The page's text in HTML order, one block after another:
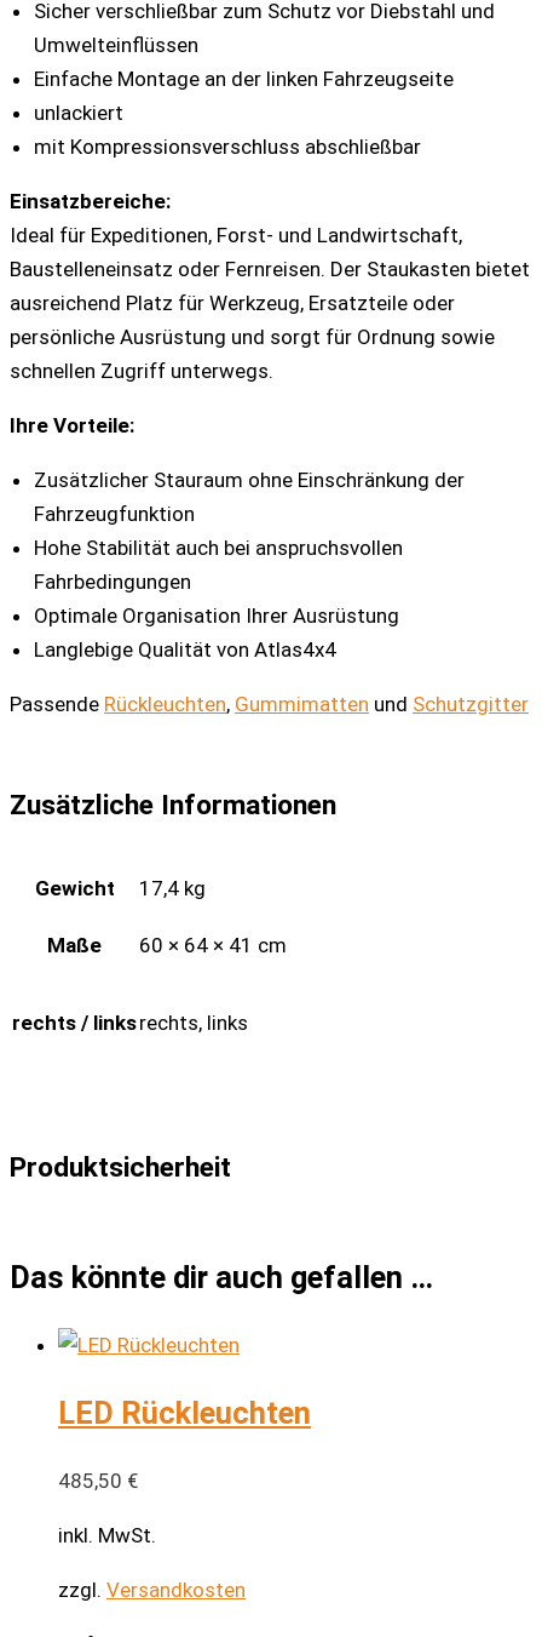
Sicher verschließbar zum Schutz vor Diebstahl und
Umwelteinflüssen
Einfache Montage an der linken Fahrzeugseite
unlackiert
mit Kompressionsverschluss abschließbar
Einsatzbereiche:
Ideal für Expeditionen, Forst- und Landwirtschaft,
Baustelleneinsatz oder Fernreisen. Der Staukasten bietet
ausreichend Platz für Werkzeug, Ersatzteile oder
persönliche Ausrüstung und sorgt für Ordnung sowie
schnellen Zugriff unterwegs.
Ihre Vorteile:
Zusätzlicher Stauraum ohne Einschränkung der
Fahrzeugfunktion
Hohe Stabilität auch bei anspruchsvollen
Fahrbedingungen
Optimale Organisation Ihrer Ausrüstung
Langlebige Qualität von Atlas4x4
Passende Rückleuchten, Gummimatten und Schutzgitter
Zusätzliche Informationen
Gewicht 17,4 kg
Maße 60 × 64 × 41 cm
rechts / linksrechts, links
Produktsicherheit
Das könnte dir auch gefallen …
LED Rückleuchten
485,50 €
inkl. MwSt.
zzgl. Versandkosten